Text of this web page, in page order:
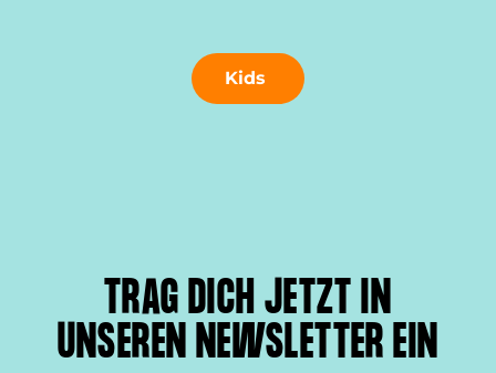
Kids
TRAG DICH JETZT IN
UNSEREN NEWSLETTER EIN